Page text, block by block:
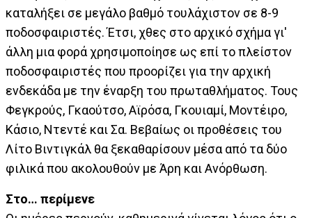
καταλήξει σε μεγάλο βαθμό τουλάχιστον σε 8-9
ποδοσφαιριστές. Έτσι, χθες στο αρχικό σχήμα γι'
άλλη μια φορά χρησιμοποίησε ως επί το πλείστον
ποδοσφαιριστές που προορίζει για την αρχική
ενδεκάδα με την έναρξη του πρωταθλήματος. Τους
Φεγκρούς, Γκαούτσο, Αϊρόσα, Γκουιαμί, Μοντέιρο,
Κάσιο, Ντεντέ και Σα. Βεβαίως οι προθέσεις του
Λίτο Βιντιγκάλ θα ξεκαθαρίσουν μέσα από τα δύο
φιλικά που ακολουθούν με Άρη και Ανόρθωση.
Στο… περίμενε